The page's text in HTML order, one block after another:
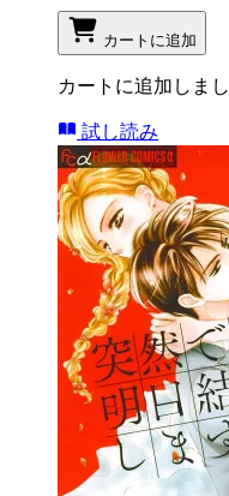
カートに追加
カートに追加しま
試し読み